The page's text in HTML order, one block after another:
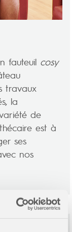
fauteuil cosy
travaux
la
de
est à
ses
nos